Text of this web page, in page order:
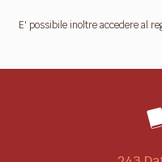
E' possibile inoltre accedere al